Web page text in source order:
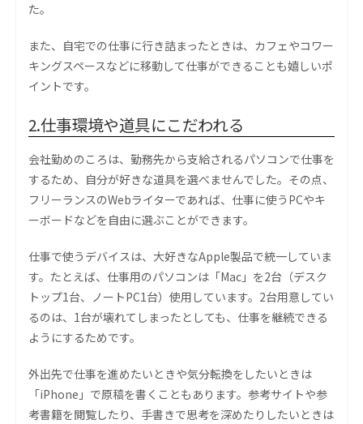
た。
また、自宅での仕事に行き詰まったときは、カフェやコワー
キングスペースなどに移動して仕事ができることも嬉しいポ
イントです。
2.仕事環境や道具にこだわれる
会社勤めのころは、勤務先から支給されるパソコンで仕事を
するため、自分が好きな道具を選べませんでした。その点、
フリーランスのWebライターであれば、仕事に使うPCやキ
ーボードなどを自由に選ぶことができます。
仕事で使うデバイスは、大好きなApple製品で統一していま
す。たとえば、仕事用のパソコンは「Mac」を2台（デスク
トップ1台、ノートPC1台）使用しています。2台用意してい
るのは、1台が壊れてしまったとしても、仕事を継続できる
ようにするためです。
外出先で仕事を進めたいときや気分転換をしたいときは
「iPhone」で原稿を書くこともあります。参考サイトや参
考書籍を閲覧したり、手書きで思考を深めたりしたいときは